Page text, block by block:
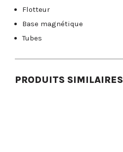
Flotteur
Base magnétique
Tubes
PRODUITS SIMILAIRES